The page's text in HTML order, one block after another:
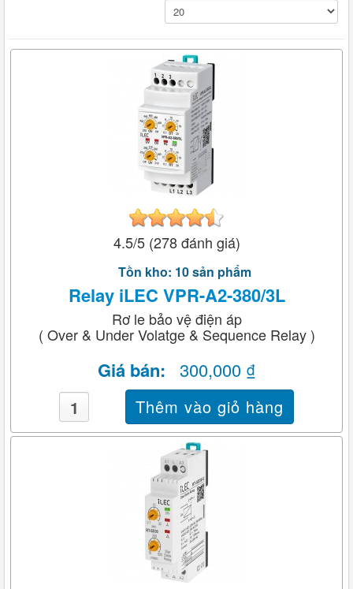
4.5/5 (278 đánh giá)
Tồn kho: 10 sản phẩm
Relay iLEC VPR-A2-380/3L
Rơ le bảo vệ điện áp
( Over & Under Volatge & Sequence Relay )
Giá bán: 300,000 ₫